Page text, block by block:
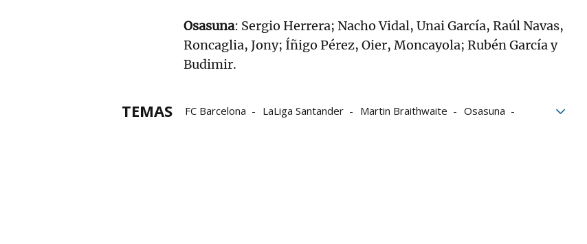
Osasuna: Sergio Herrera; Nacho Vidal, Unai García, Raúl Navas,
Roncaglia, Jony; Íñigo Pérez, Oier, Moncayola; Rubén García y
Budimir.
TEMAS FC Barcelona LaLiga Santander Martin Braithwaite
Osasuna